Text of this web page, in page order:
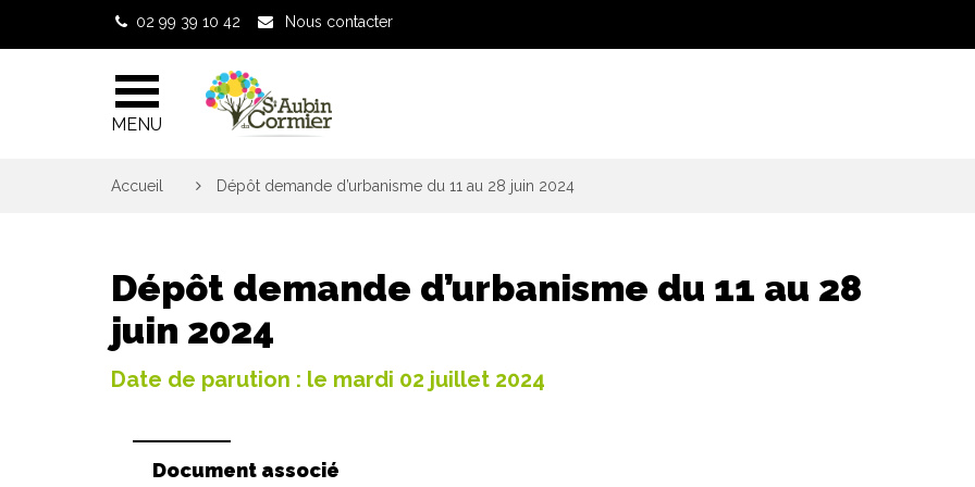
02 99 39 10 42 Nous contacter
MENU
Accueil Dépôt demande d’urbanisme du 11 au 28 juin 2024
Dépôt demande d’urbanisme du 11 au 28
juin 2024
Date de parution : le mardi 02 juillet 2024
Document associé